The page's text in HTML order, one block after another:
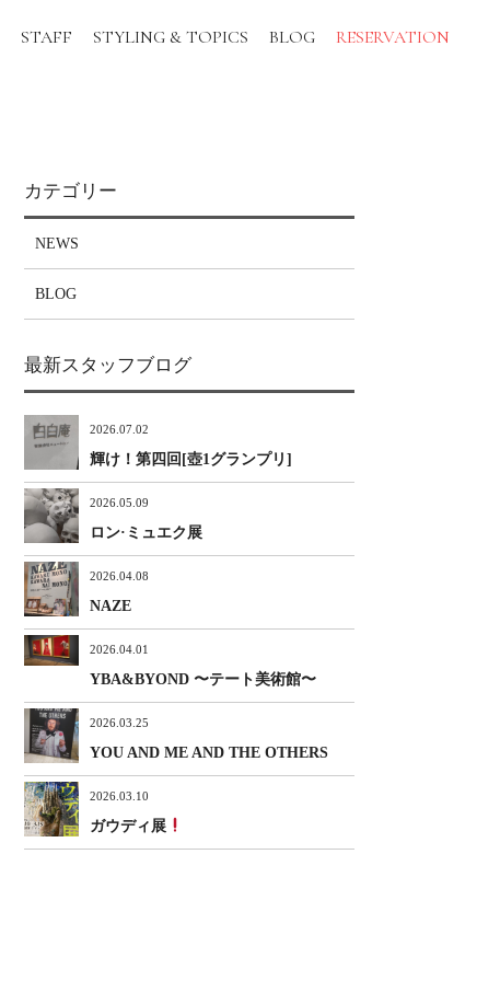
STAFF STYLING & TOPICS BLOG RESERVATION
カテゴリー
NEWS
BLOG
最新スタッフブログ
2026.07.02
輝け！第四回[壺1グランプリ]
2026.05.09
ロン·ミュエク展
2026.04.08
NAZE
2026.04.01
YBA&BYOND 〜テート美術館〜
2026.03.25
YOU AND ME AND THE OTHERS
2026.03.10
ガウディ展